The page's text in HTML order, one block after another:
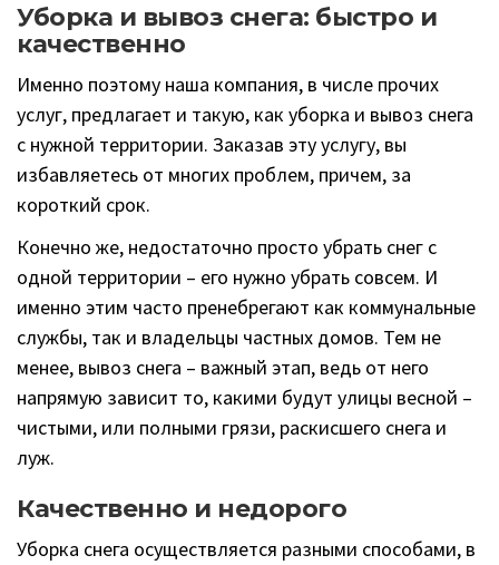
Уборка и вывоз снега: быстро и
качественно
Именно поэтому наша компания, в числе прочих
услуг, предлагает и такую, как уборка и вывоз снега
с нужной территории. Заказав эту услугу, вы
избавляетесь от многих проблем, причем, за
короткий срок.
Конечно же, недостаточно просто убрать снег с
одной территории – его нужно убрать совсем. И
именно этим часто пренебрегают как коммунальные
службы, так и владельцы частных домов. Тем не
менее, вывоз снега – важный этап, ведь от него
напрямую зависит то, какими будут улицы весной –
чистыми, или полными грязи, раскисшего снега и
луж.
Качественно и недорого
Уборка снега осуществляется разными способами, в